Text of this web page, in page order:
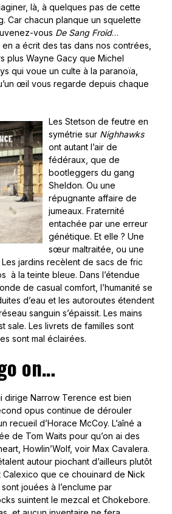
là, à quelques pas de cette
Car chacun planque un squelette
vous De Sang Froid…
a écrit des tas dans nos contrées,
plus Wayne Gacy que Michel
qui voue un culte à la paranoïa,
œil vous regarde depuis chaque
Les Stetson de feutre en
symétrie sur Nighhawks
ont autant l’air de
fédéraux, que de
bootleggers du gang
Sheldon. Ou une
répugnante affaire de
jumeaux. Fraternité
entachée par une erreur
génétique. Et elle ? Une
sœur maltraitée, ou une
jardins recèlent de sacs de fric
à la teinte bleue. Dans l’étendue
de casual comfort, l’humanité se
d’eau et les autoroutes étendent
sanguin s’épaissit. Les mains
sale. Les livrets de familles sont
sont mal éclairées.
on…
dirige Narrow Terence est bien
opus continue de dérouler
recueil d’Horace McCoy. L’aîné a
de Tom Waits pour qu’on ai des
Howlin’Wolf, voir Max Cavalera.
autour piochant d’ailleurs plutôt
que ce chouinard de Nick
jouées à l’enclume par
suintent le mezcal et Chokebore.